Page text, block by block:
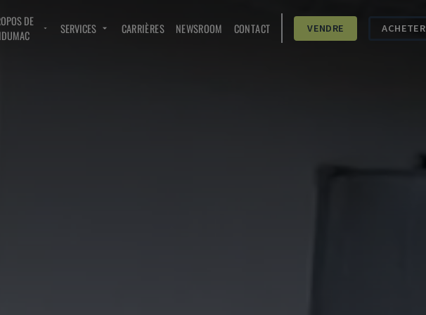
DE
SERVICES CARRIÈRES NEWSROOM CONTACT VENDRE ACHETER